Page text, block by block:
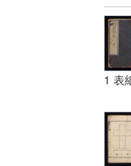
1 表